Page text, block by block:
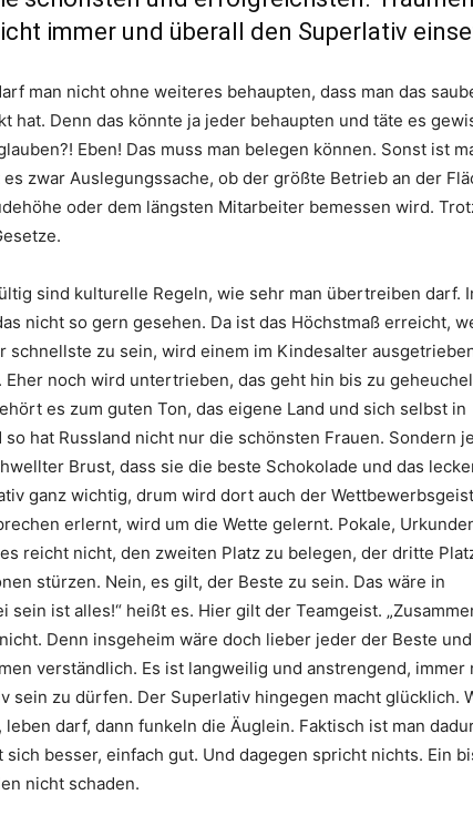
immer und überall den Superlativ
man nicht ohne weiteres behaupten, dass man das
hat. Denn das könnte ja jeder behaupten und täte es
Eben! Das muss man belegen können. Sonst ist
zwar Auslegungssache, ob der größte Betrieb an der
oder dem längsten Mitarbeiter bemessen wird.
sind kulturelle Regeln, wie sehr man übertreiben darf.
nicht so gern gesehen. Da ist das Höchstmaß erreicht,
schnellste zu sein, wird einem im Kindesalter
noch wird untertrieben, das geht hin bis zu
es zum guten Ton, das eigene Land und sich selbst in
hat Russland nicht nur die schönsten Frauen. Sondern
Brust, dass sie die beste Schokolade und das
ganz wichtig, drum wird dort auch der Wettbewerbsgeist
erlernt, wird um die Wette gelernt. Pokale,
reicht nicht, den zweiten Platz zu belegen, der dritte
stürzen. Nein, es gilt, der Beste zu sein. Das wäre in
sein ist alles!“ heißt es. Hier gilt der Teamgeist.
Denn insgeheim wäre doch lieber jeder der Beste und
verständlich. Es ist langweilig und anstrengend, immer
sein zu dürfen. Der Superlativ hingegen macht glücklich.
darf, dann funkeln die Äuglein. Faktisch ist man
besser, einfach gut. Und dagegen spricht nichts. Ein
nicht schaden.